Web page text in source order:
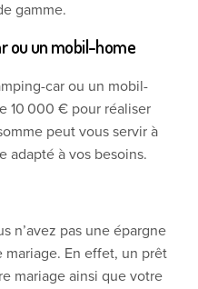
gamme.
ou un mobil-home
car ou un mobil-
10 000 € pour réaliser
peut vous servir à
adapté à vos besoins.
n’avez pas une épargne
En effet, un prêt
mariage ainsi que votre